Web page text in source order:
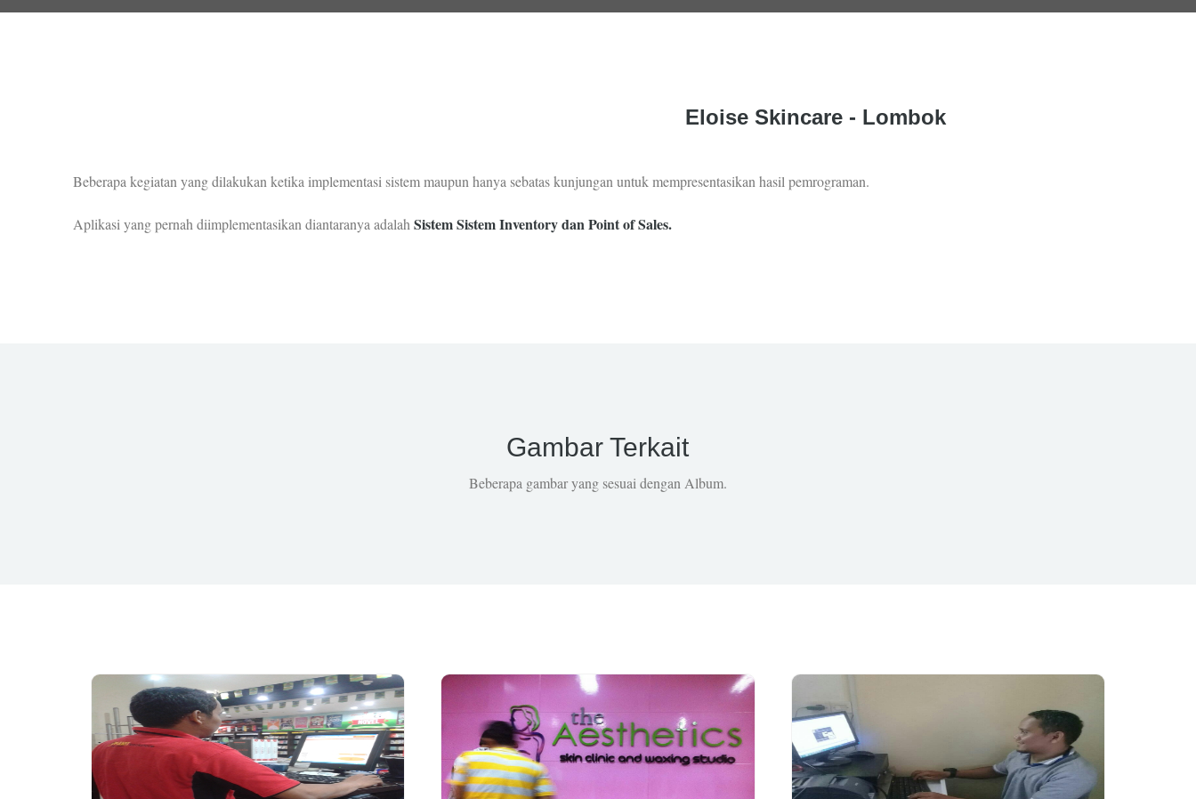
Eloise Skincare - Lombok
Beberapa kegiatan yang dilakukan ketika implementasi sistem maupun hanya sebatas kunjungan untuk mempresentasikan hasil pemrograman.
Aplikasi yang pernah diimplementasikan diantaranya adalah Sistem Sistem Inventory dan Point of Sales.
Gambar Terkait
Beberapa gambar yang sesuai dengan Album.